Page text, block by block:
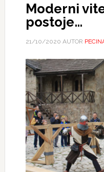
Moderni
postoje…
21/10/2020 AUTOR